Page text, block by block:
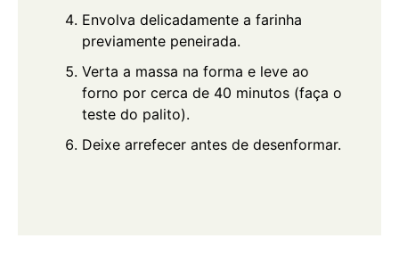
Envolva delicadamente a farinha
previamente peneirada.
Verta a massa na forma e leve ao
forno por cerca de 40 minutos (faça o
teste do palito).
Deixe arrefecer antes de desenformar.